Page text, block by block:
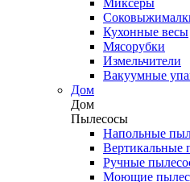
Миксеры
Кухонные весы
Мясорубки
Измельчители
Вакуумные
Дом
Дом
Пылесосы
Напольные
Вертикальные
Ручные
Моющие